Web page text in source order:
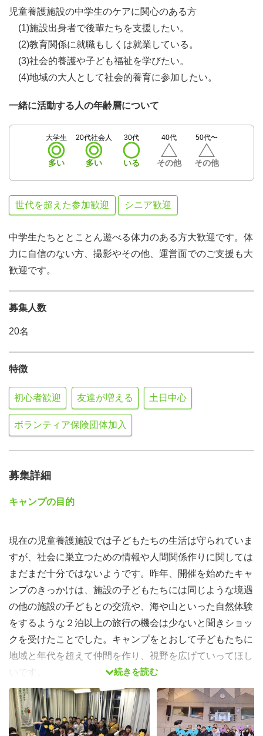
児童養護施設の中学生のケアに関心のある方
(1)施設出身者で後輩たちを支援したい。
(2)教育関係に就職もしくは就業している。
(3)社会的養護や子ども福祉を学びたい。
(4)地域の大人として社会的養育に参加したい。
一緒に活動する人の年齢層について
大学生
多い
20代社会人
多い
30代
いる
40代
その他
50代〜
その他
世代を超えた参加歓迎 シニア歓迎
中学生たちととことん遊べる体力のある方大歓迎です。体
力に自信のない方、撮影やその他、運営面でのご支援も大
歓迎です。
募集人数
20名
特徴
初心者歓迎 友達が増える 土日中心
ボランティア保険団体加入
募集詳細
キャンプの目的
現在の児童養護施設では子どもたちの生活は守られていま
すが、社会に巣立つための情報や人間関係作りに関しては
まだまだ十分ではないようです。昨年、開催を始めたキャ
ンプのきっかけは、施設の子どもたちには同じような境遇
の他の施設の子どもとの交流や、海や山といった自然体験
をするような２泊以上の旅行の機会は少ないと聞きショッ
クを受けたことでした。キャンプをとおして子どもたちに
地域と年代を超えて仲間を作り、視野を広げていってほし
いです。
前回のキャンプの様子
「地域を超えて他施設の中学生との仲間作り」を目的に２
続きを読む